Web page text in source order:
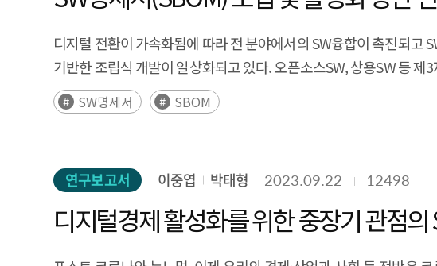
frameworks that support emerging digital risks.
infrastructure are integrated, concurrent efforts to ensure the
perspective, this report aims to understand the trends in the
mobility industry and facilitating the successful soft landing of
예방하고, 비상 상황에 대응하는 것을 말한다. 이 보고서는 각각
보완해야 할 부분을 식별한다. 이를 통해 안전관리 프레임워크 차
advanced society, software is becoming increasingly central,
advancements in key areas of the Fourth Industrial
vehicles, big data, artificial intelligence (AI), robotics, and
potential risks, leading to accidents causing physical, social,
can be divided into two concepts. First, 'Safety of Software'
디지털 전환이 가속화됨에 따라 전 분야에서의 SW융합이 촉진되고
기반한 조립식 개발이 일상화되고 있다. 오픈소스SW, 상용SW 등 제
SW를 활용함으로써 신기술 도입이 빨라지고 SW개발 비용이
SW구성요소 수준의 관리를 위해 SW공급망 투명성 확보 필요성이
SW명세서 SBOM
연구보고서 이중엽 박태형 2023.09.22 12498
디지털경제 활성화를 위한 중장기 관점의